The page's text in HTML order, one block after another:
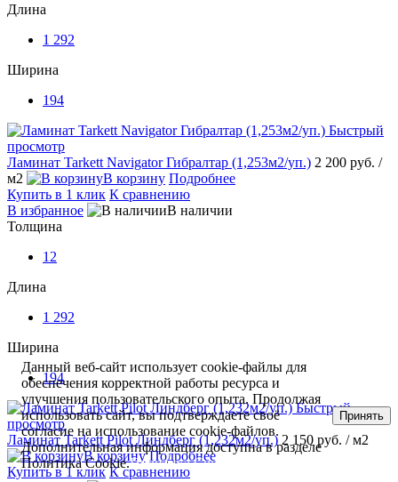
Длина
1 292
Ширина
194
Быстрый
просмотр
Ламинат Tarkett Navigator Гибралтар (1,253м2/уп.) 2 200 руб. /
м2
В корзину Подробнее
Купить в 1 клик К сравнению
В избранное
В наличии
Толщина
12
Длина
1 292
Ширина
194
Быстрый
просмотр
Ламинат Tarkett Pilot Линдберг (1,232м2/уп.) 2 150 руб. / м2
В корзину Подробнее
Купить в 1 клик К сравнению
Данный веб-сайт использует cookie-файлы для
обеспечения корректной работы ресурса и
улучшения пользовательского опыта. Продолжая
использовать сайт, вы подтверждаете своё
согласие на использование cookie-файлов.
Дополнительная информация доступна в разделе
Политика Cookie.Политика Cookie
Принять